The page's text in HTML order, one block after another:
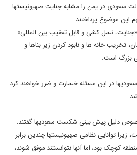
سعودی در یمن را مشابه جنایت صهیونیستها
این موضوع پرداختند.
نسل کشی و قابل تعقیب بین المللی»
تخریب خانه ها و نابود کردن زیر بناها و
بزرگ است.
سعودیها در این مسئله خسارت و ضرر خواهند کرد
دلیل پیش بینی شکست سعودیها گفتند:
توانایی نظامی صهیونیستها چندین برابر
کوچک بود، اما آنها نتوانستند موفق شوند،